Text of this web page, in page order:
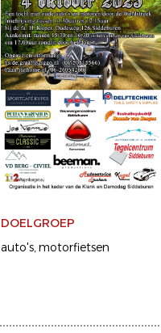
DOELGROEP
auto's motorfietsen